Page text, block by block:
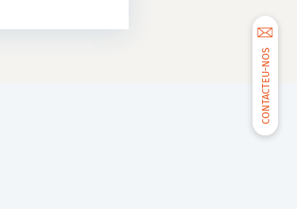
CONTACTEU-NOS